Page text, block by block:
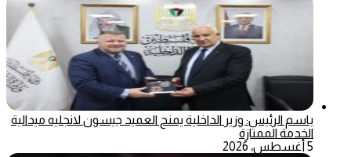
باسم الرئيس: وزير الداخلية يمنح العميد جيسون لانجليه ميدالية
الخدمة الممتازة
5 أغسطس، 2026